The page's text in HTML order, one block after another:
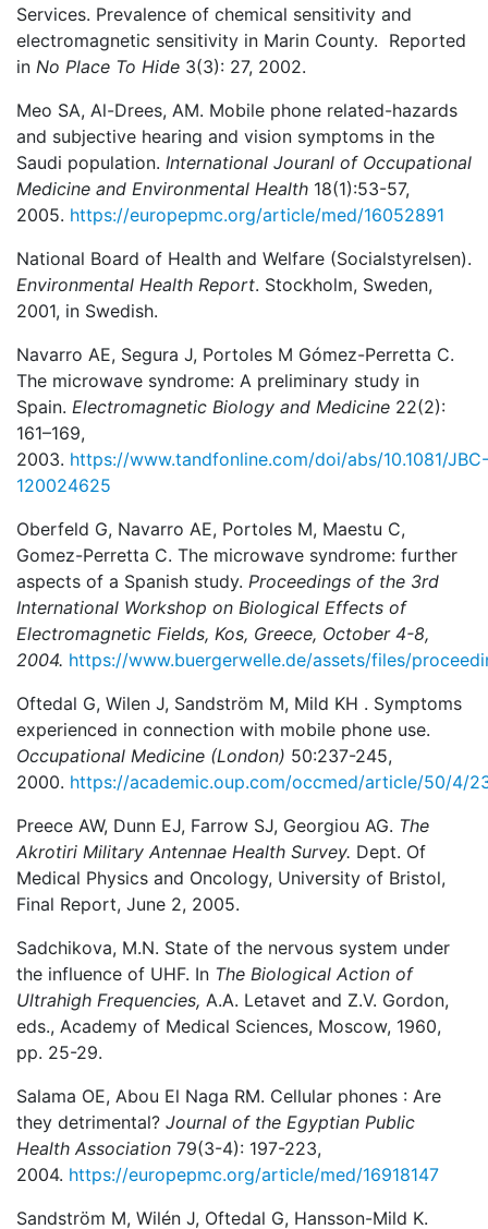
Services. Prevalence of chemical sensitivity and
electromagnetic sensitivity in Marin County. Reported
in No Place To Hide 3(3): 27, 2002.
Meo SA, Al-Drees, AM. Mobile phone related-hazards
and subjective hearing and vision symptoms in the
Saudi population. International Jouranl of Occupational
Medicine and Environmental Health 18(1):53-57,
2005. https://europepmc.org/article/med/16052891
National Board of Health and Welfare (Socialstyrelsen).
Environmental Health Report. Stockholm, Sweden,
2001, in Swedish.
Navarro AE, Segura J, Portoles M Gómez-Perretta C.
The microwave syndrome: A preliminary study in
Spain. Electromagnetic Biology and Medicine 22(2):
161–169,
2003. https://www.tandfonline.com/doi/abs/10.1081/JBC-
120024625
Oberfeld G, Navarro AE, Portoles M, Maestu C,
Gomez-Perretta C. The microwave syndrome: further
aspects of a Spanish study. Proceedings of the 3rd
International Workshop on Biological Effects of
Electromagnetic Fields, Kos, Greece, October 4-8,
2004. https://www.buergerwelle.de/assets/files/
Oftedal G, Wilen J, Sandström M, Mild KH . Symptoms
experienced in connection with mobile phone use.
Occupational Medicine (London) 50:237-245,
2000. https://academic.oup.com/occmed/article/50/4/
Preece AW, Dunn EJ, Farrow SJ, Georgiou AG. The
Akrotiri Military Antennae Health Survey. Dept. Of
Medical Physics and Oncology, University of Bristol,
Final Report, June 2, 2005.
Sadchikova, M.N. State of the nervous system under
the influence of UHF. In The Biological Action of
Ultrahigh Frequencies, A.A. Letavet and Z.V. Gordon,
eds., Academy of Medical Sciences, Moscow, 1960,
pp. 25-29.
Salama OE, Abou El Naga RM. Cellular phones : Are
they detrimental? Journal of the Egyptian Public
Health Association 79(3-4): 197-223,
2004. https://europepmc.org/article/med/16918147
Sandström M, Wilén J, Oftedal G, Hansson-Mild K.